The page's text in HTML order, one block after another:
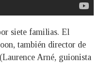
siete familias. El
también director de
Arné, guionista